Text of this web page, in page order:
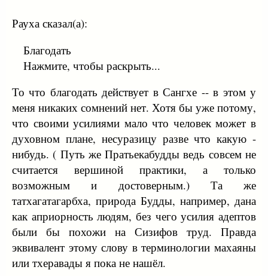
Рауха сказал(а):
Благодать
Нажмите, чтобы раскрыть...
То что благодать действует в Сангхе -- в этом у
меня никаких сомнений нет. Хотя бы уже потому,
что своими усилиями мало что человек может в
духовном плане, несуразицу разве что какую -
нибудь. ( Путь же Пратьекабудды ведь совсем не
считается вершиной практики, а только
возможным и достоверным.) Та же
татхагатагарбха, природа Будды, например, дана
как априорность людям, без чего усилия адептов
были бы похожи на Сизифов труд. Правда
эквивалент этому слову в терминологии махаяны
или тхеравады я пока не нашёл.